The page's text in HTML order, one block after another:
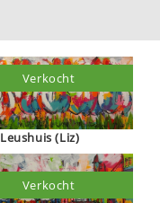
Corry Leushuis (Liz)
Verkocht
Verkocht